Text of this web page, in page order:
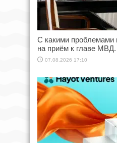
С какими проблемами
на приём к главе
07.08.2026 17:10